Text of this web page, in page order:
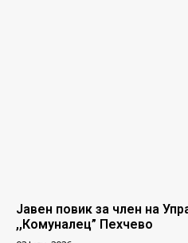
Јавен повик за член на
,,Комуналец” Пехчево